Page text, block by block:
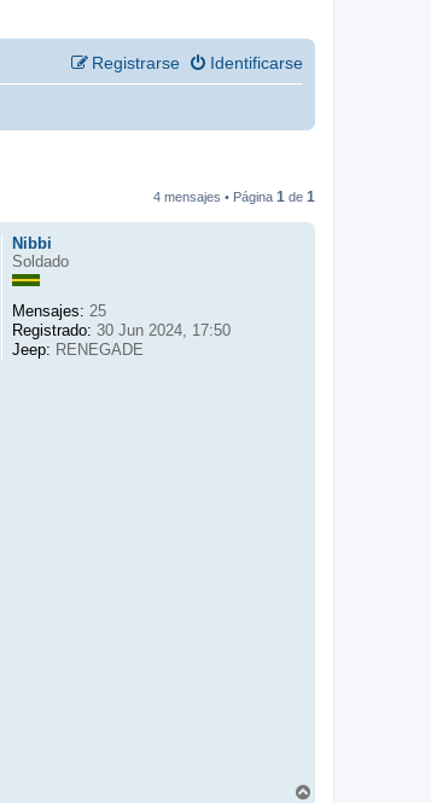
Identificarse
Registrarse
4 mensajes • Página 1 de 1
Nibbi
Soldado
Mensajes: 25
Registrado: 30 Jun 2024, 17:50
Jeep: RENEGADE